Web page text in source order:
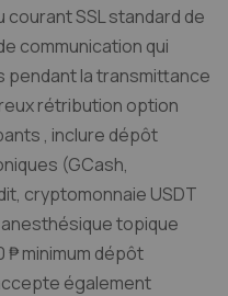
SSL standard de
communication qui
la transmittance
rétribution option
, inclure dépôt
(GCash,
cryptomonnaie USDT
topique
₱ minimum dépôt
également